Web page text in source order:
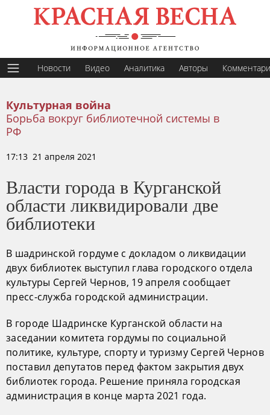
Новости Видео Аналитика Авторы
Культурная война
Борьба вокруг библиотечной системы в
РФ
17:13 21 апреля 2021
Власти города в Курганской
области ликвидировали две
библиотеки
В шадринской гордуме с докладом о ликвидации
двух библиотек выступил глава городского отдела
культуры Сергей Чернов, 19 апреля сообщает
пресс-служба городской администрации.
В городе Шадринске Курганской области на
заседании комитета гордумы по социальной
политике, культуре, спорту и туризму Сергей Чернов
поставил депутатов перед фактом закрытия двух
библиотек города. Решение приняла городская
администрация в конце марта 2021 года.